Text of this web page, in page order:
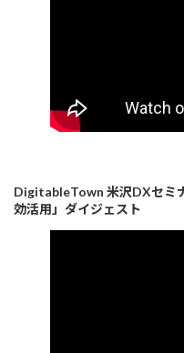
DigitableTown 米沢DXセミ
効活用」ダイジェスト